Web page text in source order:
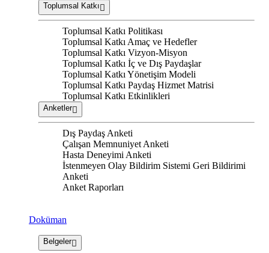
Toplumsal Katkı
Toplumsal Katkı Politikası
Toplumsal Katkı Amaç ve Hedefler
Toplumsal Katkı Vizyon-Misyon
Toplumsal Katkı İç ve Dış Paydaşlar
Toplumsal Katkı Yönetişim Modeli
Toplumsal Katkı Paydaş Hizmet Matrisi
Toplumsal Katkı Etkinlikleri
Anketler
Dış Paydaş Anketi
Çalışan Memnuniyet Anketi
Hasta Deneyimi Anketi
İstenmeyen Olay Bildirim Sistemi Geri Bildirimi
Anketi
Anket Raporları
Doküman
Belgeler